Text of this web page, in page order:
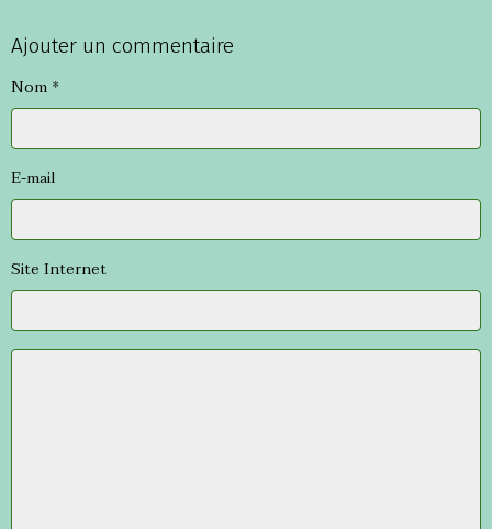
Ajouter un commentaire
Nom
E-mail
Site Internet